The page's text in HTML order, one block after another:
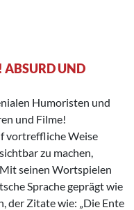
UND U
Humoristen und
und Filme!
vortreffliche Weise
zu machen,
seinen Wortspielen
Sprache geprägt wie
der Zitate wie: „Die Ente